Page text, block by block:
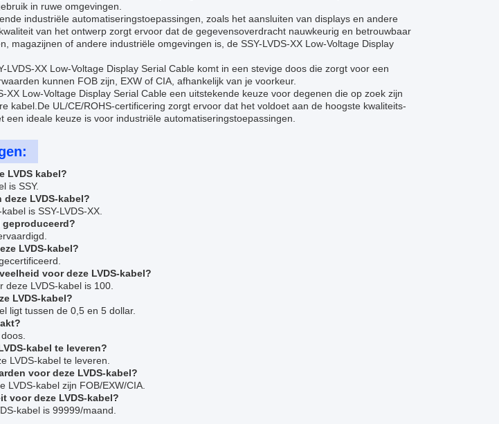
in ruwe omgevingen.
industriële automatiseringstoepassingen, zoals het aansluiten van displays en andere
van het ontwerp zorgt ervoor dat de gegevensoverdracht nauwkeurig en betrouwbaar
magazijnen of andere industriële omgevingen is, de SSY-LVDS-XX Low-Voltage Display
LVDS-XX Low-Voltage Display Serial Cable komt in een stevige doos die zorgt voor een
kunnen FOB zijn, EXW of CIA, afhankelijk van je voorkeur.
XX Low-Voltage Display Serial Cable een uitstekende keuze voor degenen die op zoek zijn
kabel.De UL/CE/ROHS-certificering zorgt ervoor dat het voldoet aan de hoogste kwaliteits-
ideale keuze is voor industriële automatiseringstoepassingen.
LVDS kabel?
is SSY.
LVDS-kabel?
is SSY-LVDS-XX.
geproduceerd?
LVDS-kabel?
voor deze LVDS-kabel?
LVDS-kabel is 100.
LVDS-kabel?
ligt tussen de 0,5 en 5 dollar.
kabel te leveren?
LVDS-kabel te leveren.
voor deze LVDS-kabel?
LVDS-kabel zijn FOB/EXW/CIA.
voor deze LVDS-kabel?
kabel is 99999/maand.